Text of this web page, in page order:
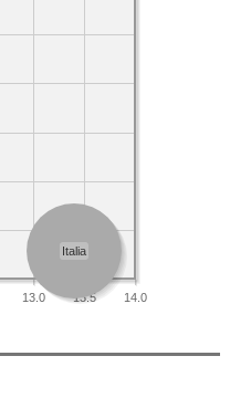
13.0 13.5 14.0
Italia